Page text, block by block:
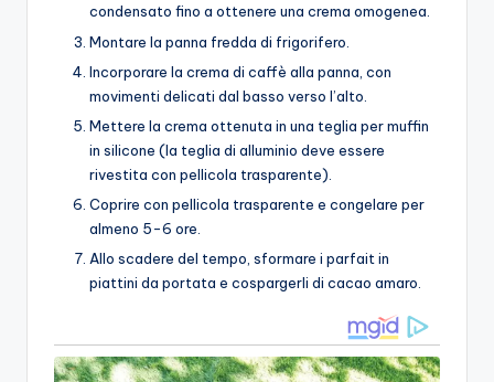
condensato fino a ottenere una crema omogenea.
Montare la panna fredda di frigorifero.
Incorporare la crema di caffè alla panna, con
movimenti delicati dal basso verso l’alto.
Mettere la crema ottenuta in una teglia per muffin
in silicone (la teglia di alluminio deve essere
rivestita con pellicola trasparente).
Coprire con pellicola trasparente e congelare per
almeno 5-6 ore.
Allo scadere del tempo, sformare i parfait in
piattini da portata e cospargerli di cacao amaro.